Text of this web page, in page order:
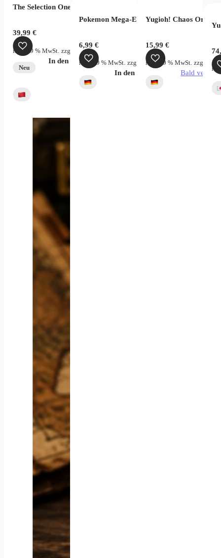
of Intrigue OP04 (JP)
The Selection One Piece Wanted Bag
39,99€
inkl. 19 % MwSt. zzgl. Versandkosten
In den Warenkorb
Neu
Pokemon Mega-Entwicklung Dunkelnacht
6,99€
inkl. 19 % MwSt. zzgl. Versandkosten
In den Warenkorb
Yugioh! Chaos
15,99 €
inkl. 19 % MwSt. zzgl.
Bald